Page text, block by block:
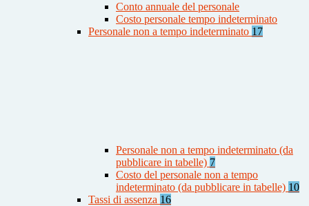
Conto annuale del personale
Costo personale tempo indeterminato
Personale non a tempo indeterminato 17
Personale non a tempo indeterminato (da
pubblicare in tabelle) 7
Costo del personale non a tempo
indeterminato (da pubblicare in tabelle) 10
Tassi di assenza 16